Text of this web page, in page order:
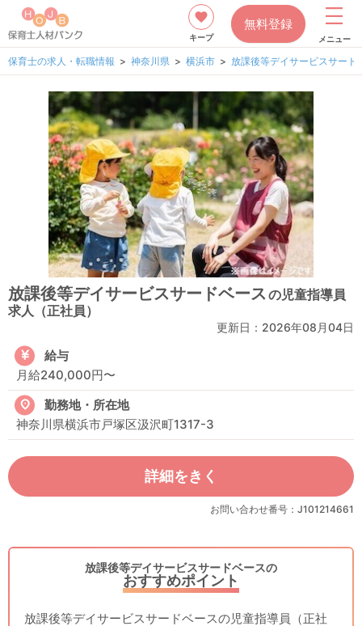
キープ
無料登録
メニュー
保育士の求人・転職情報 神奈川県 横浜市 放課後等デイサービスサード
放課後等デイサービスサードベースの児童指導員
求人（正社員）
更新日： 2026年08月04日
給与
月給240,000円〜
勤務地・所在地
神奈川県横浜市戸塚区汲沢町1317-3
詳細をきく
お問い合わせ番号：J101214661
放課後等デイサービスサードベースの
おすすめポイント
放課後等デイサービスサードベースの児童指導員（正社